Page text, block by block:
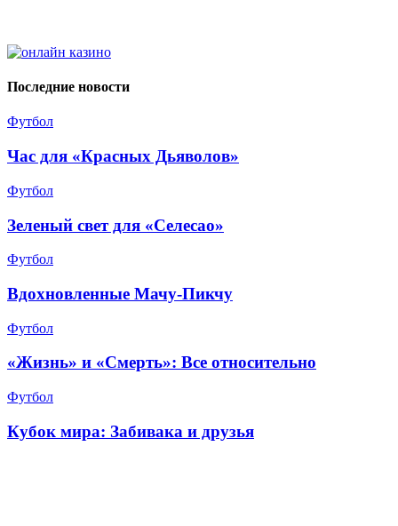
Последние новости
Футбол
Час для «Красных Дьяволов»
Футбол
Зеленый свет для «Селесао»
Футбол
Вдохновленные Мачу-Пикчу
Футбол
«Жизнь» и «Смерть»: Все относительно
Футбол
Кубок мира: Забивака и друзья